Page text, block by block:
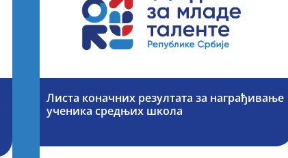
Листа коначних резултата за награђивање
ученика средњих школа